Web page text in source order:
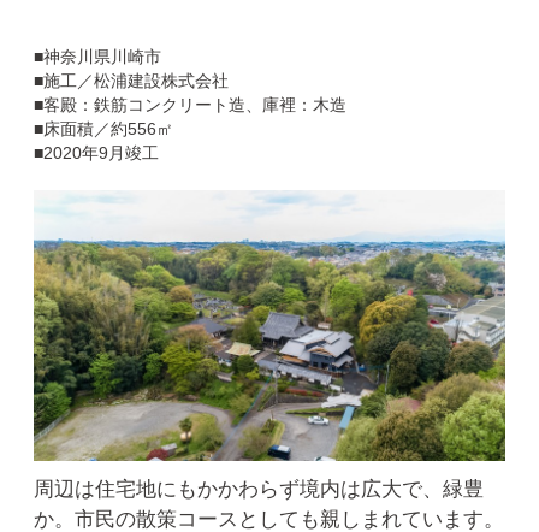
■神奈川県川崎市
■施工／松浦建設株式会社
■客殿：鉄筋コンクリート造、庫裡：木造
■床面積／約556㎡
■2020年9月竣工
周辺は住宅地にもかかわらず境内は広大で、緑豊
か。市民の散策コースとしても親しまれています。